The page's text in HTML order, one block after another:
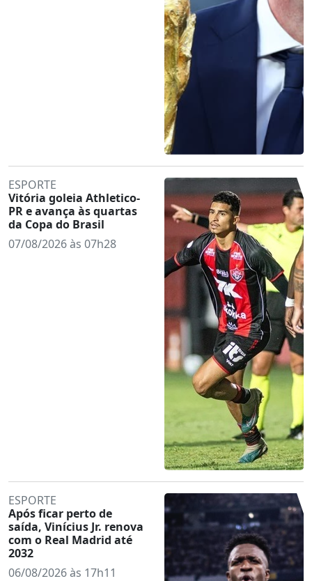
ESPORTE
Vitória goleia Athletico-
PR e avança às quartas
da Copa do Brasil
07/08/2026 às 07h28
ESPORTE
Após ficar perto de
saída, Vinícius Jr. renova
com o Real Madrid até
2032
06/08/2026 às 17h11